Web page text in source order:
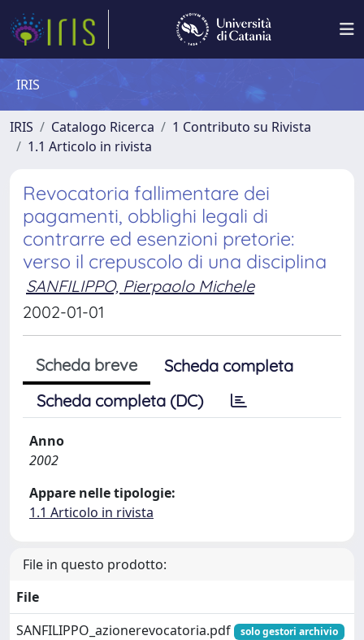
IRIS
IRIS Catalogo Ricerca
1 Contributo su Rivista
1.1 Articolo in rivista
Revocatoria fallimentare dei
pagamenti, obblighi legali di
contrarre ed esenzioni pretorie:
verso il crepuscolo di una disciplina
SANFILIPPO, Pierpaolo Michele
2002-01-01
Scheda breve
Scheda completa
Scheda completa (DC)
Anno
2002
Appare nelle tipologie:
1.1 Articolo in rivista
File in questo prodotto:
File
SANFILIPPO_azionerevocatoria.pdf
solo gestori archivio